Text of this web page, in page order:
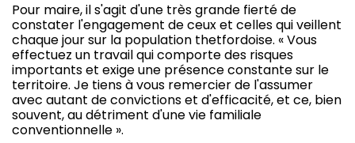
Pour maire, il s'agit d'une très grande fierté de
constater l'engagement de ceux et celles qui veillent
chaque jour sur la population thetfordoise. « Vous
effectuez un travail qui comporte des risques
importants et exige une présence constante sur le
territoire. Je tiens à vous remercier de l'assumer
avec autant de convictions et d'efficacité, et ce, bien
souvent, au détriment d'une vie familiale
conventionnelle ».